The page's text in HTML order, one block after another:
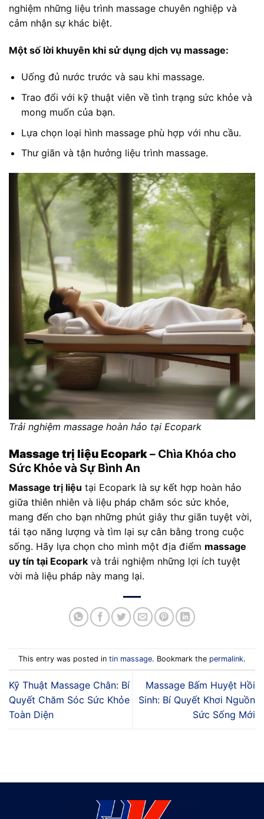
nghiệm những liệu trình massage chuyên nghiệp và
cảm nhận sự khác biệt.
Một số lời khuyên khi sử dụng dịch vụ massage:
Uống đủ nước trước và sau khi massage.
Trao đổi với kỹ thuật viên về tình trạng sức khỏe và
mong muốn của bạn.
Lựa chọn loại hình massage phù hợp với nhu cầu.
Thư giãn và tận hưởng liệu trình massage.
Trải nghiệm massage hoàn hảo tại Ecopark
Massage trị liệu Ecopark– Chìa Khóa cho
Sức Khỏe và Sự Bình An
Massage trị liệu tại Ecopark là sự kết hợp hoàn hảo
giữa thiên nhiên và liệu pháp chăm sóc sức khỏe,
mang đến cho bạn những phút giây thư giãn tuyệt vời,
tái tạo năng lượng và tìm lại sự cân bằng trong cuộc
sống. Hãy lựa chọn cho mình một địa điểm massage
uy tín tại Ecopark và trải nghiệm những lợi ích tuyệt
vời mà liệu pháp này mang lại.
This entry was posted in tin massage. Bookmark the permalink.
Kỹ Thuật Massage Chân: Bí
Quyết Chăm Sóc Sức Khỏe
Toàn Diện
Massage Bấm Huyệt Hồi
Sinh: Bí Quyết Khơi Nguồn
Sức Sống Mới